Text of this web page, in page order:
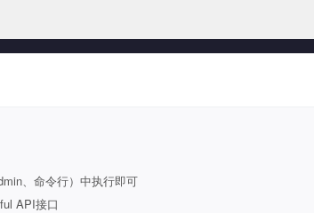
、命令行）中执行即可
API接口